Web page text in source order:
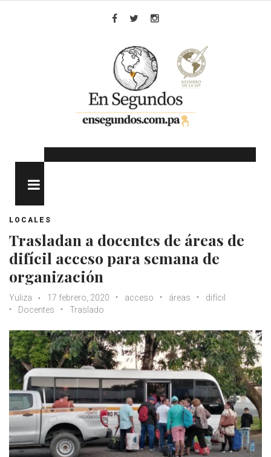
LOCALES
Trasladan a docentes de áreas de
difícil acceso para semana de
organización
Yuliza 17 febrero, 2020 acceso áreas
difícil
Docentes
Traslado